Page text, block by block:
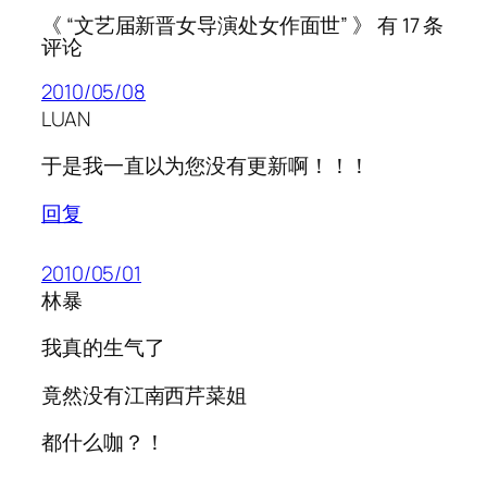
《 “文艺届新晋女导演处女作面世” 》 有 17 条
评论
2010/05/08
LUAN
于是我一直以为您没有更新啊！！！
回复
2010/05/01
林暴
我真的生气了
竟然没有江南西芹菜姐
都什么咖？！